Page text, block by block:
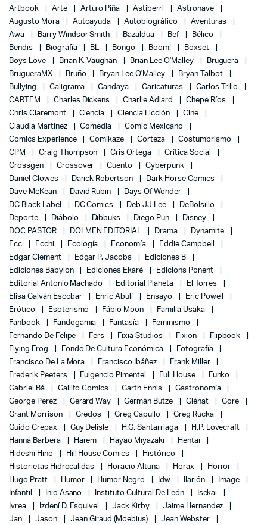
Artbook
Arte Arturo Piña Astiberri
Astronave
Augusto Mora
Autoayuda Autobiográfico
Aventuras
Awa
Barry Windsor Smith Bazaldua Bef
Bélico
Bendis
Biografía BL Bongo Boom!
Boxset
Boys Love
Brian K. Vaughan Brian Lee O'Malley
Bruguera
BrugueraMX
Bruño Bryan Lee O'Malley
Bryan Talbot
Bullying
Caligrama Candaya Caricaturas
Carlos Trillo
CARTEM
Charles Dickens Charlie Adlard
Chepe Ríos
Chris Claremont
Ciencia Ciencia Ficción
Cine
Claudia Martinez
Comedia
Comic Mexicano
Comics Experience
Comikaze Corteza
Costumbrismo
CPM
Craig Thompson Cris Ortega
Crítica Social
Crossgen
Crossover Cuento
Cyberpunk
Daniel Clowes
Darick Robertson
Dark Horse Comics
Dave McKean
David Rubin
Days Of Wonder
DC Black Label
DC Comics Deb JJ Lee
DeBolsillo
Deporte
Diábolo Dibbuks Diego Pun
Disney
DOC PASTOR
DOLMEN EDITORIAL Drama
Dynamite
Ecc
Ecchi Ecología Economía
Eddie Campbell
Edgar Clement
Edgar P. Jacobs
Ediciones B
Ediciones Babylon
Ediciones Ekaré
Edicions Ponent
Editorial Antonio Machado
Editorial Planeta
El Torres
Elisa Galván Escobar
Enric Abulí Ensayo
Eric Powell
Erótico
Esoterismo Fábio Moon
Familia Usaka
Fanbook
Fandogamia Fantasía
Feminismo
Fernando De Felipe
Fers Fixia Studios Fixion
Flipbook
Flying Frog
Fondo De Cultura Económica
Fotografía
Francisco De La Mora
Francisco Ibáñez
Frank Miller
Frederik Peeters
Fulgencio Pimentel Full House
Funko
Gabriel Bá
Gallito Comics Garth Ennis
Gastronomía
George Perez
Gerard Way Germán Butze Glénat
Gore
Grant Morrison
Gredos Greg Capullo
Greg Rucka
Guido Crepax
Guy Delisle H.G. Santarriaga
H.P. Lovecraft
Hanna Barbera
Harem Hayao Miyazaki
Hentai
Hideshi Hino
Hill House Comics
Histórico
Historietas Hidrocalidas
Horacio Altuna Horax
Horror
Hugo Pratt
Humor Humor Negro Idw Ilarión
Image
Infantil
Inio Asano Instituto Cultural De León
Isekai
Ivrea
Izdení D. Esquivel Jack Kirby
Jaime Hernandez
Jan
Jason Jean Giraud (Moebius)
Jean Webster